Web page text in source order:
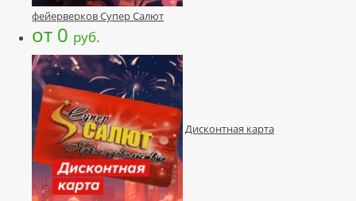
фейерверков Супер Салют
от 0 руб.
Дисконтная карта